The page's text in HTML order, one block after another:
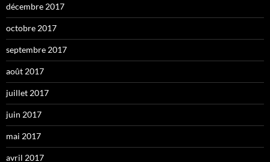
décembre 2017
octobre 2017
septembre 2017
août 2017
juillet 2017
juin 2017
mai 2017
avril 2017